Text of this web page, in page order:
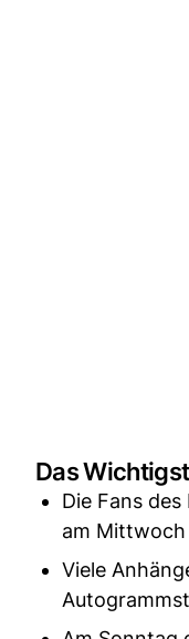
Das
Die Fans
am Mittwoch
Viele